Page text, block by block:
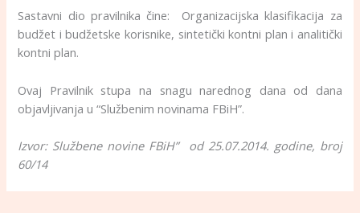
Sastavni dio pravilnika čine: Organizacijska klasifikacija za
budžet i budžetske korisnike, sintetički kontni plan i analitički
kontni plan.
Ovaj Pravilnik stupa na snagu narednog dana od dana
objavljivanja u “Službenim novinama FBiH”.
Izvor: Službene novine FBiH” od 25.07.2014. godine, broj
60/14